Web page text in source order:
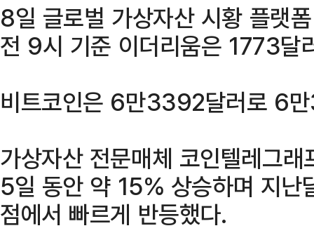
8일 글로벌 가상자산 시황 플랫
전 9시 기준 이더리움은 1773달
비트코인은 6만3392달러로 6
가상자산 전문매체 코인텔레그
5일 동안 약 15% 상승하며 지
점에서 빠르게 반등했다.